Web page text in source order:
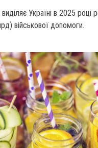
виділяє Україні в 2025
військової допомоги.